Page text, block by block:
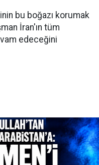
bu boğazı korumak
İran'ın tüm
edeceğini